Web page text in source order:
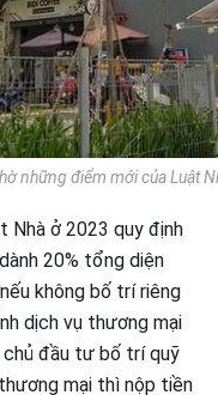
những điểm mới của Luật
Nhà ở 2023 quy định
20% tổng diện
không bố trí riêng
dịch vụ thương mại
đầu tư bố trí quỹ
mại thì nộp tiền